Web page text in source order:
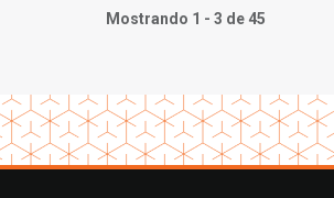
Mostrando 1 - 3 de 45